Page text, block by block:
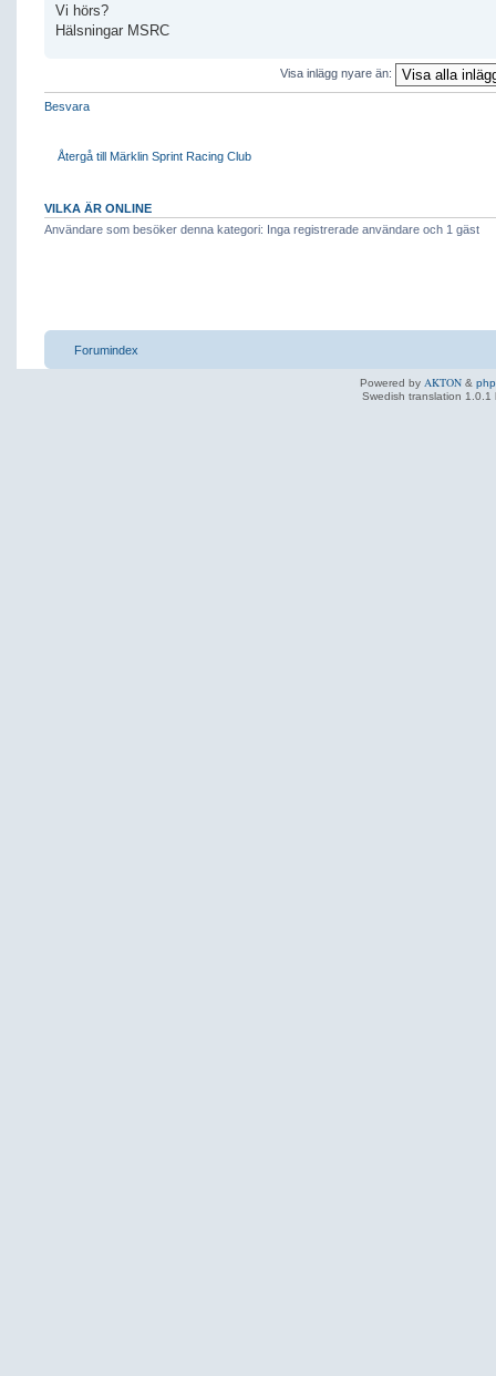
Vi hörs?
Hälsningar MSRC
Visa inlägg nyare än:
Besvara
Återgå till Märklin Sprint Racing Club
VILKA ÄR ONLINE
Användare som besöker denna kategori: Inga registrerade användare och 1 gäst
Forumindex
Powered by AKTON&
Swedish translation